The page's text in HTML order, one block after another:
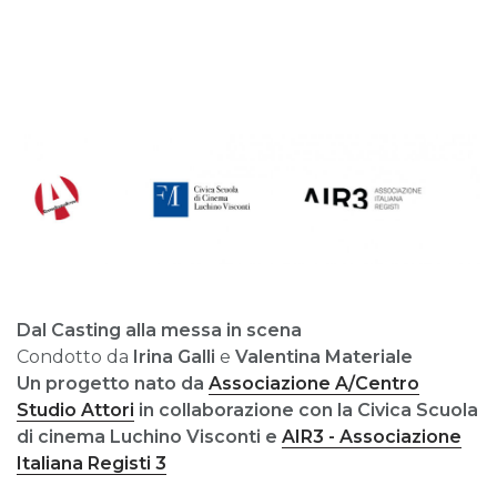
Dal Casting alla messa in scena
Condotto da Irina Galli e Valentina Materiale
Un progetto nato da Associazione A/Centro
Studio Attori in collaborazione con la Civica Scuola
di cinema Luchino Visconti e AIR3 - Associazione
Italiana Registi 3